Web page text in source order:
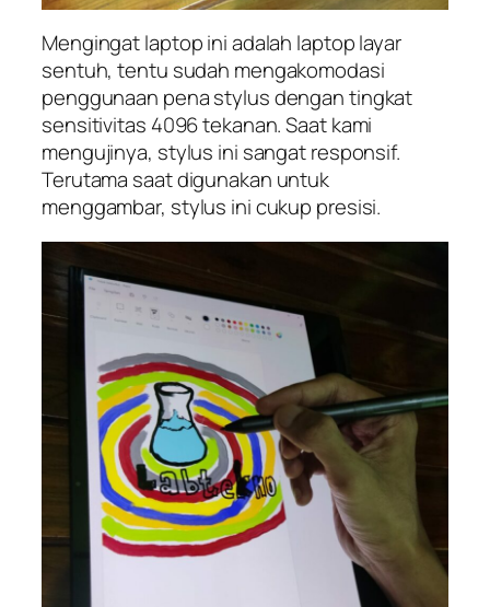
Mengingat laptop ini adalah laptop layar
sentuh, tentu sudah mengakomodasi
penggunaan pena stylus dengan tingkat
sensitivitas 4096 tekanan. Saat kami
mengujinya, stylus ini sangat responsif.
Terutama saat digunakan untuk
menggambar, stylus ini cukup presisi.